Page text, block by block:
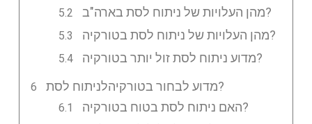
מהן העלויות של ניתוח לסת בארה"ב?
מהן העלויות של ניתוח לסת בטורקיה?
מדוע ניתוח לסת זול יותר בטורקיה?
מדוע לבחור בטורקיהלניתוח לסת?
האם ניתוח לסת בטוח בטורקיה?